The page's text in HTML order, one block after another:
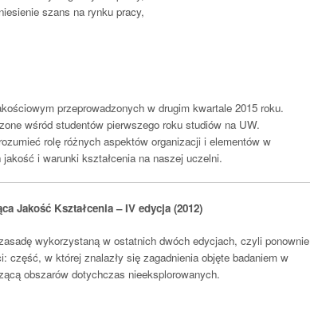
szans na rynku pracy,
przeprowadzonych w drugim kwartale 2015 roku.
wśród studentów pierwszego roku studiów na UW.
rolę różnych aspektów organizacji i elementów w
i warunki kształcenia na naszej uczelni.
Jakość Kształcenia – IV edycja (2012)
wykorzystaną w ostatnich dwóch edycjach, czyli ponownie
część, w której znalazły się zagadnienia objęte badaniem w
obszarów dotychczas nieeksplorowanych.